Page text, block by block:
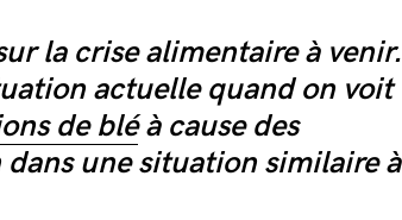
la crise alimentaire à venir.
actuelle quand on voit
de bléà cause des
une situation similaire à